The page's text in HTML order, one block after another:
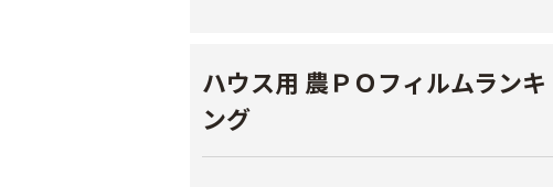
ハウス用 農ＰＯフィルムランキ
ング